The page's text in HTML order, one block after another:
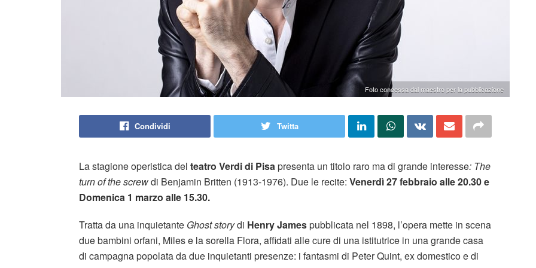
Foto concessa dal maestro per la pubblicazione
Condividi Twitta
La stagione operistica del teatro Verdi di Pisapresenta un titolo raro ma di grande interesse: The
turn of the screwdi Benjamin Britten (1913-1976). Due le recite: Venerdì 27 febbraio alle 20.30 e
Domenica 1 marzo alle 15.30.
Tratta da una inquietante Ghost storydi Henry Jamespubblicata nel 1898, l’opera mette in scena
due bambini orfani, Miles e la sorella Flora, affidati alle cure di una istitutrice in una grande casa
di campagna popolata da due inquietanti presenze: i fantasmi di Peter Quint, ex domestico e di